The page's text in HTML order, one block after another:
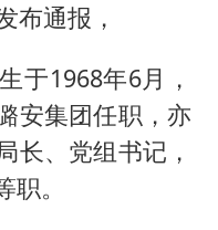
布通报，
于1968年6月，
安集团任职，亦
长、党组书记，
。